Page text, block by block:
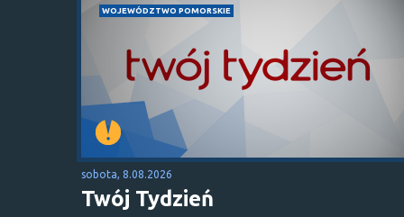
WOJEWÓDZTWO POMORSKIE
sobota, 8.08.2026
Twój Tydzień